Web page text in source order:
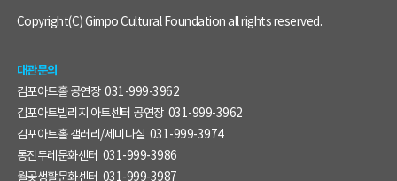
Copyright(C) Gimpo Cultural Foundation all rights reserved.
대관문의
김포아트홀 공연장 031-999-3962
김포아트빌리지 아트센터 공연장 031-999-3962
김포아트홀 갤러리/세미나실 031-999-3974
통진두레문화센터 031-999-3986
월곶생활문화센터 031-999-3987